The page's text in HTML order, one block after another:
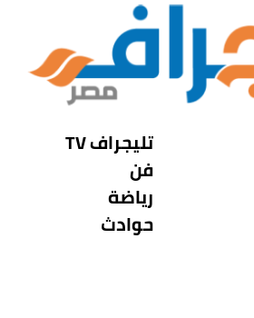
تليجراف TV
فن
رياضة
حوادث